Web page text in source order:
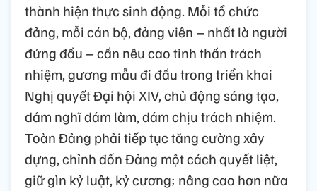
thành hiện thực sinh động. Mỗi tổ chức
đảng, mỗi cán bộ, đảng viên – nhất là người
đứng đầu – cần nêu cao tinh thần trách
nhiệm, gương mẫu đi đầu trong triển khai
Nghị quyết Đại hội XIV, chủ động sáng tạo,
dám nghĩ dám làm, dám chịu trách nhiệm.
Toàn Đảng phải tiếp tục tăng cường xây
dựng, chỉnh đốn Đảng một cách quyết liệt,
giữ gìn kỷ luật, kỷ cương; nâng cao hơn nữa